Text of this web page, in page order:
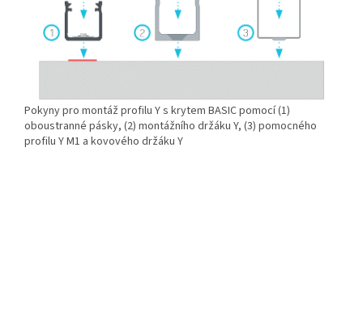
Pokyny pro montáž profilu Y s krytem BASIC pomocí (1)
oboustranné pásky, (2) montážního držáku Y, (3) pomocného
profilu Y M1 a kovového držáku Y